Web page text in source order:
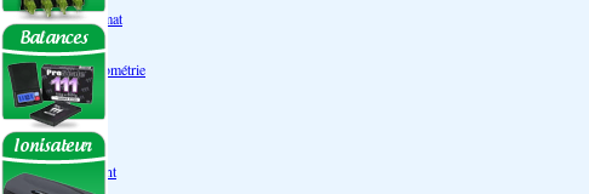
Contrôleurs de climat
Silencieux
Gaines
Température Hygrométrie
Humidificateurs
Accessoires
Pots - Substrats
Soucoupe
Air Pots originaux
Promotion Discount
Terraux